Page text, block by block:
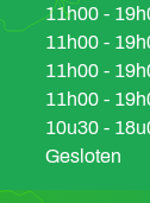
11h00 -
11h00 -
11h00 -
11h00 -
10u30 -
Gesloten